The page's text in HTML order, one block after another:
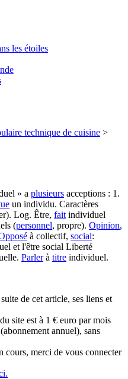
les étoiles
technique de cuisine >
» a plusieurs acceptions : 1.
un individu. Caractères
Log. Être, fait individuel
(personnel, propre). Opinion,
à collectif, social:
et l'être social Liberté
Parlerà titre individuel.
de cet article, ses liens et
site est à 1 € euro par mois
annuel), sans
cours, merci de vous connecter